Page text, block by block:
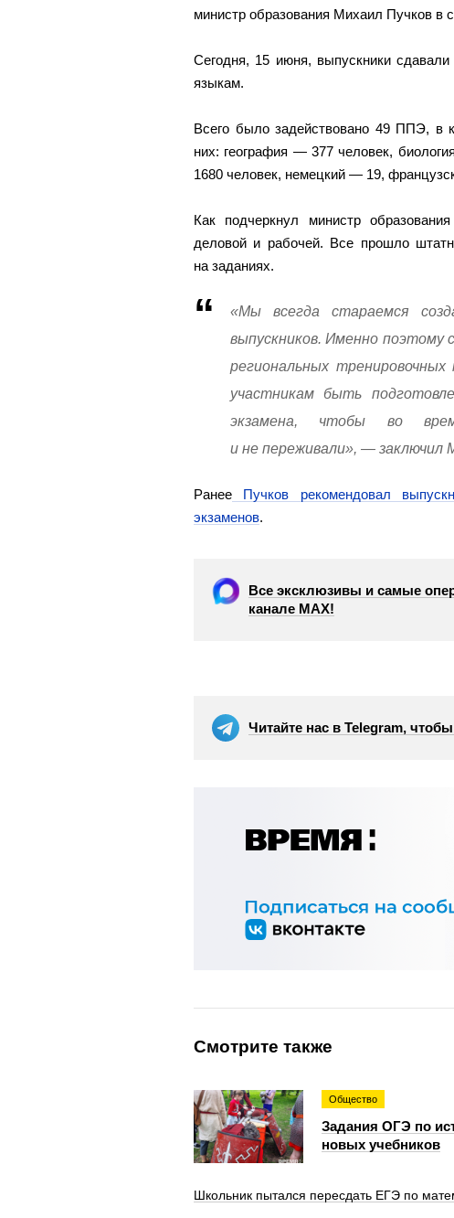
министр образования Михаил Пучков в
Сегодня, 15 июня, выпускники
языкам.
Всего было задействовано 49 ППЭ, в
них: география — 377 человек,
1680 человек, немецкий — 19,
Как подчеркнул министр
деловой и рабочей. Все прошло
на заданиях.
«Мы всегда стараемся
выпускников. Именно
региональных
участникам быть
экзамена, чтобы во
и не переживали», — заключил
Ранее Пучков рекомендовал
экзаменов.
Все эксклюзивы и самые
канале МАХ!
Читайте нас в Telegram,
Смотрите также
Общество
Задания ОГЭ по
новых учебников
Школьник пытался пересдать ЕГЭ по